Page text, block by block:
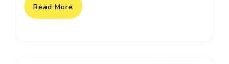
Read More